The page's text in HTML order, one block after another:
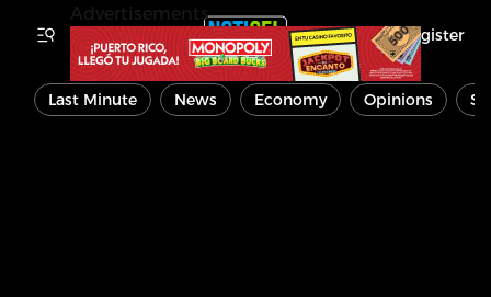
Register
Last Minute News Economy Opinions
Advertisements